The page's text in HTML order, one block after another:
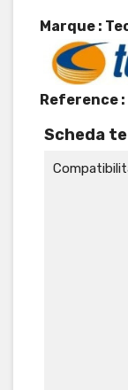
Marque :
Reference :
Scheda